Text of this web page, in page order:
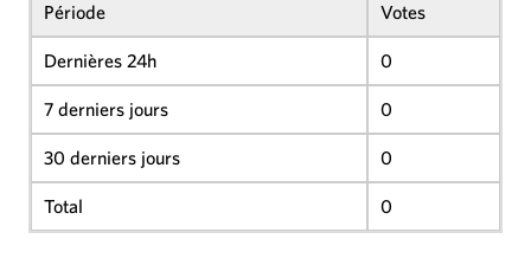
Période Votes
Dernières 24h 0
7 derniers jours 0
30 derniers jours 0
Total 0